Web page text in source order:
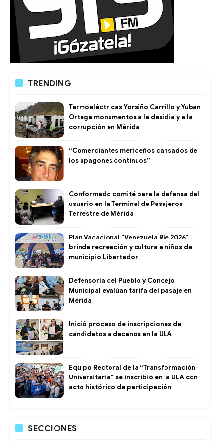
TRENDING
Termoeléctricas Yorsiño Carrillo y Yuban
Ortega monumentos a la desidia y a la
corrupción en Mérida
“Comerciantes merideños cansados de
los apagones continuos”
Conformado comité para la defensa del
usuario en la Terminal de Pasajeros
Terrestre de Mérida
Plan Vacacional "Venezuela Ríe 2026"
brinda recreación y cultura a niños del
municipio Libertador
Defensoría del Pueblo y Concejo
Municipal evalúan tarifa del pasaje en
Mérida
Inició proceso de inscripciones de
candidatos a decanos en la ULA
Equipo Rectoral de la “Transformación
Universitaria” se inscribió en la ULA con
acto histórico de participación
SECCIONES